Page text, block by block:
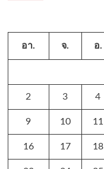
อา. จ. อ.
2 3 4
9 10 11
16 17 18